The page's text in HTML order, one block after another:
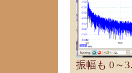
振幅も 0～